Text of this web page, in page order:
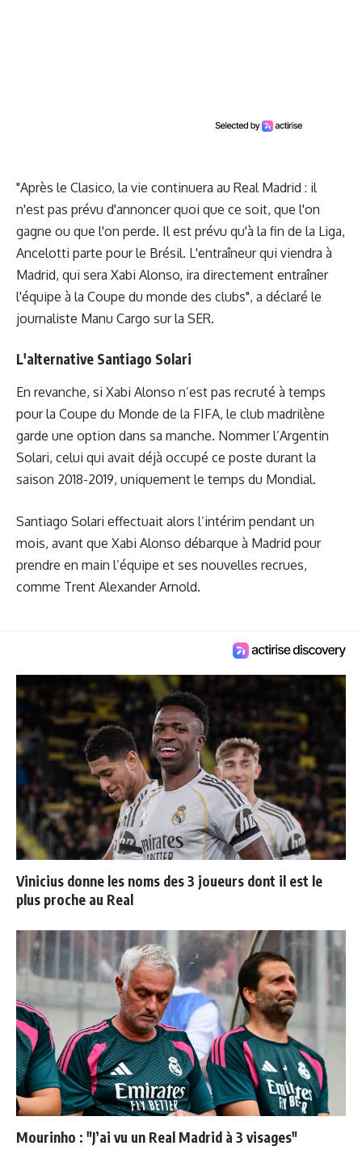
"Après le Clasico, la vie continuera au Real Madrid : il
n'est pas prévu d'annoncer quoi que ce soit, que l'on
gagne ou que l'on perde. Il est prévu qu'à la fin de la Liga,
Ancelotti parte pour le Brésil. L'entraîneur qui viendra à
Madrid, qui sera Xabi Alonso, ira directement entraîner
l'équipe à la Coupe du monde des clubs", a déclaré le
journaliste Manu Cargo sur la SER.
L'alternative Santiago Solari
En revanche, si Xabi Alonso n’est pas recruté à temps
pour la Coupe du Monde de la FIFA, le club madrilène
garde une option dans sa manche. Nommer l’Argentin
Solari, celui qui avait déjà occupé ce poste durant la
saison 2018-2019, uniquement le temps du Mondial.
Santiago Solari effectuait alors l’intérim pendant un
mois, avant que Xabi Alonso débarque à Madrid pour
prendre en main l’équipe et ses nouvelles recrues,
comme Trent Alexander Arnold.
Vinicius donne les noms des 3 joueurs dont il est le
plus proche au Real
Mourinho : "J’ai vu un Real Madrid à 3 visages"